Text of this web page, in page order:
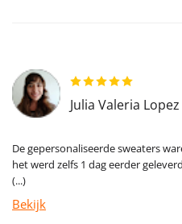
Julia Valeria Lopez
De gepersonaliseerde sweaters
het werd zelfs 1 dag eerder
(...)
Bekijk